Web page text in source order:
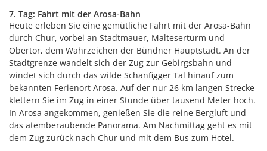
7. Tag: Fahrt mit der Arosa-Bahn
Heute erleben Sie eine gemütliche Fahrt mit der Arosa-Bahn
durch Chur, vorbei an Stadtmauer, Malteserturm und
Obertor, dem Wahrzeichen der Bündner Hauptstadt. An der
Stadtgrenze wandelt sich der Zug zur Gebirgsbahn und
windet sich durch das wilde Schanfigger Tal hinauf zum
bekannten Ferienort Arosa. Auf der nur 26 km langen Strecke
klettern Sie im Zug in einer Stunde über tausend Meter hoch.
In Arosa angekommen, genießen Sie die reine Bergluft und
das atemberaubende Panorama. Am Nachmittag geht es mit
dem Zug zurück nach Chur und mit dem Bus zum Hotel.